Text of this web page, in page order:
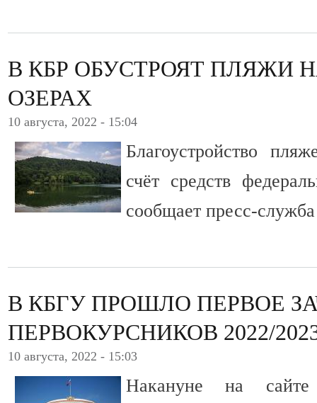
В КБР ОБУСТРОЯТ ПЛЯЖИ
ОЗЕРАХ
10 августа, 2022 - 15:04
Благоустройство
счёт средств
сообщает пресс-
В КБГУ ПРОШЛО ПЕРВОЕ
ПЕРВОКУРСНИКОВ 2022/
10 августа, 2022 - 15:03
Накануне на сайте